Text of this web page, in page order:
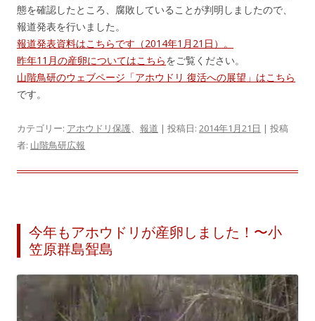
態を確認したところ、腐敗していることが判明しましたので、
報道発表を行いました。
報道発表資料はこちらです（2014年1月21日）。
昨年11月の産卵についてはこちらをご覧ください。
山階鳥研のウェブページ「アホウドリ 復活への展望」はこちら
です。
カテゴリー: アホウドリ保護、 報道 | 投稿日: 2014年1月21日 | 投稿
者: 山階鳥研広報
今年もアホウドリが産卵しました！〜小
笠原群島聟島